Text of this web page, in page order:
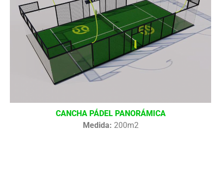
CANCHA PÁDEL PANORÁMICA
Medida: 200m2